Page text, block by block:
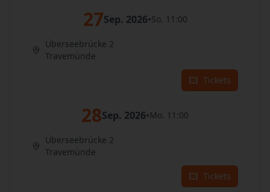
27Sep. 2026•So. 11:00
Überseebrücke 2
Travemünde
Tickets
28Sep. 2026•Mo. 11:00
Überseebrücke 2
Travemünde
Tickets